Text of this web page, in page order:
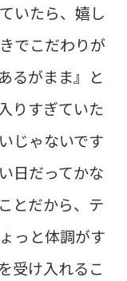
いたら、嬉し
でこだわりが
るがまま』と
りすぎていた
じゃないです
日だってかな
とだから、テ
っと体調がす
受け入れるこ